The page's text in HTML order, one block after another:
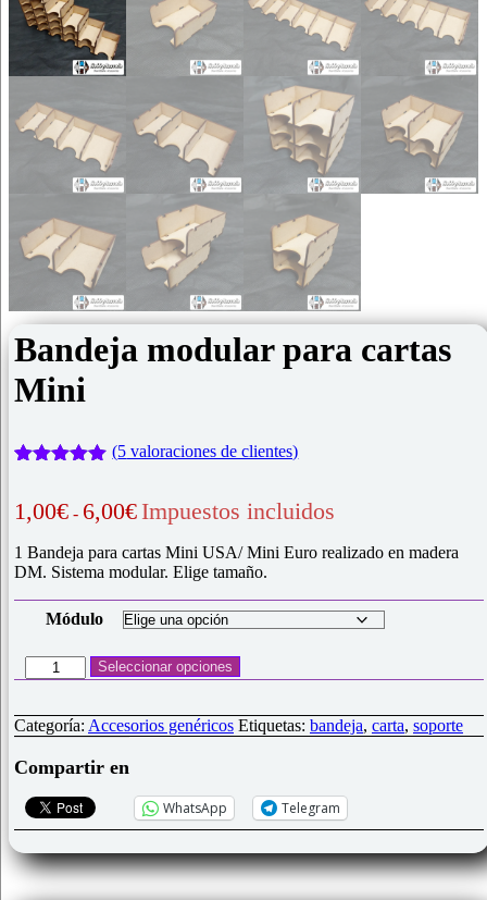
Bandeja modular para cartas
Mini
5 en base
valoraciones
de clientes
(5 valoraciones de clientes)
1,00€ - 6,00€Rango
de
precios:
desde
1,00€
hasta
6,00€
Impuestos incluidos
1 Bandeja para cartas Mini USA/ Mini Euro realizado en madera
DM. Sistema modular. Elige tamaño.
Módulo
Bandeja
modular
cartas
Mini
cantidad
Seleccionar opciones
Categoría: Accesorios genéricos Etiquetas: bandeja, carta, soporte
Compartir en
WhatsApp Telegram